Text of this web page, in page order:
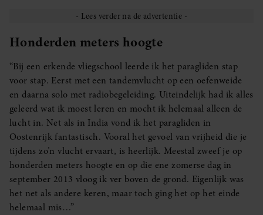
Honderden meters hoogte
“Bij een erkende vliegschool leerde ik het paragliden stap
voor stap. Eerst met een tandemvlucht op een oefenweide
en daarna solo met radiobegeleiding. Uiteindelijk had ik alles
geleerd wat ik moest leren en mocht ik helemaal alleen de
lucht in. Net als in India vond ik het paragliden in
Oostenrijk fantastisch. Vooral het gevoel van vrijheid die je
tijdens zo’n vlucht ervaart, is heerlijk. Meestal zweef je op
honderden meters hoogte en op die ene zomerse dag in
september 2013 vloog ik ver boven de grond. Eigenlijk was
het net als andere keren, maar toch ging het op het einde
helemaal mis…”